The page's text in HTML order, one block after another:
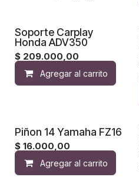
Soporte Carplay
Honda ADV350
$ 209.000,00
Agregar al carrito
Piñon 14 Yamaha FZ16
$ 16.000,00
Agregar al carrito